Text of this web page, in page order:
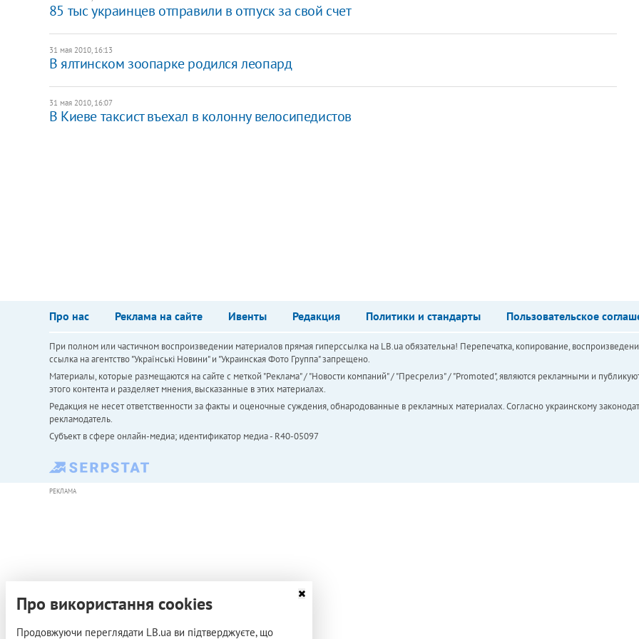
85 тыс украинцев отправили в отпуск за свой счет
31 мая 2010, 16:13
В ялтинском зоопарке родился леопард
31 мая 2010, 16:07
В Киеве таксист въехал в колонну велосипедистов
Про нас Реклама на сайте Ивенты Редакция Политики и стандарты Пользовательское
При полном или частичном воспроизведении материалов прямая гиперссылка на LB.ua обязательна! Перепечатка, копирование,
ссылка на агентство "Українськi Новини" и "Украинская Фото Группа" запрещено.
Материалы, которые размещаются на сайте с меткой "Реклама" / "Новости компаний" / "Пресрелиз" / "Promoted", являются рекламными и
этого контента и разделяет мнения, высказанные в этих материалах.
Редакция не несет ответственности за факты и оценочные суждения, обнародованные в рекламных материалах. Согласно украинскому
рекламодатель.
Субъект в сфере онлайн-медиа; идентификатор медиа - R40-05097
РЕКЛАМА
Про використання cookies
Продовжуючи переглядати LB.ua ви підтверджуєте, що